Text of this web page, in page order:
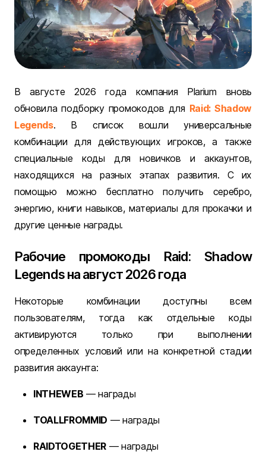
В августе 2026 года компания Plarium вновь
обновила подборку промокодов для Raid: Shadow
Legends. В список вошли универсальные
комбинации для действующих игроков, а также
специальные коды для новичков и аккаунтов,
находящихся на разных этапах развития. С их
помощью можно бесплатно получить серебро,
энергию, книги навыков, материалы для прокачки и
другие ценные награды.
Рабочие промокоды Raid: Shadow
Legends на август 2026 года
Некоторые комбинации доступны всем
пользователям, тогда как отдельные коды
активируются только при выполнении
определенных условий или на конкретной стадии
развития аккаунта:
INTHEWEB — награды
TOALLFROMMID — награды
RAIDTOGETHER — награды